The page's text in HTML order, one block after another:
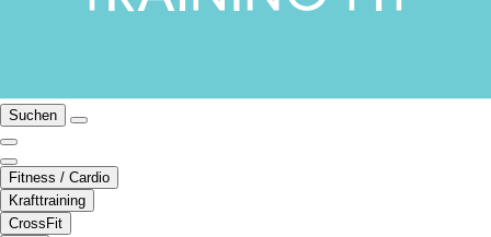
Suchen
Fitness / Cardio
Krafttraining
CrossFit